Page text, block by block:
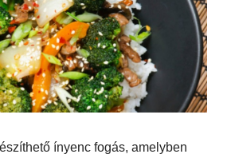
ínyenc fogás, amelyben